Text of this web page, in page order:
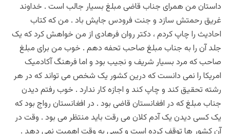
داستان من همرای جناب قاضی مبلغ بسیار جالب است . خداوند
غریق رحمتش سازد و جنت فرودس جایش باد . من که کتاب
احادیث را چاپ کردم ، دکتر روان فرهادی از من خواهش کرد که یک
جلد آن را به جناب مبلغ صاحب تحفه دهم . خوب من برای مبلغ
صاحب که مرد بسیار شریف و نجیب بود و اما فرهنگ آکادمیک
امریکا را نمی دانست که درین کشور یک شخص می تواند که در هر
رشته تحقیق کند و چاپ کند و اجازه کار ندارد . خوب رفتم دیدن
جناب مبلغ که در افغانستان قاضی بود . در افغانستان رواج بود که
یک کسی دیدن یک آدم کلان می رقت باید منتظر می بود . وقت در